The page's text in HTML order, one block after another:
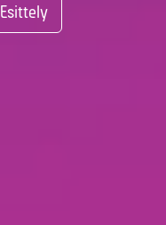
Esittely